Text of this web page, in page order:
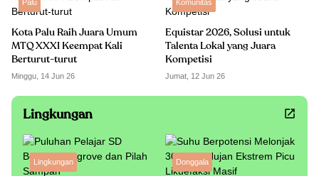
Palu
Kota Palu Raih Juara Umum
MTQ XXXI Keempat Kali
Berturut-turut
Minggu, 14 Jun 26
Komunitas
Equistar 2026, Solusi untuk
Talenta Lokal yang Juara
Kompetisi
Jumat, 12 Jun 26
Lingkungan
Lingkungan Donggala